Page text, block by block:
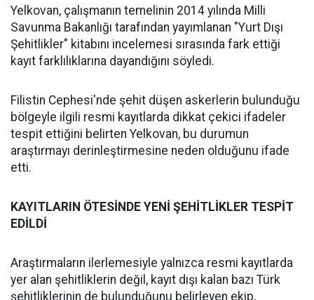
Yelkovan, çalışmanın temelinin 2014 yılında Milli
Savunma Bakanlığı tarafından yayımlanan "Yurt Dışı
Şehitlikler" kitabını incelemesi sırasında fark ettiği
kayıt farklılıklarına dayandığını söyledi.
Filistin Cephesi'nde şehit düşen askerlerin bulunduğu
bölgeyle ilgili resmi kayıtlarda dikkat çekici ifadeler
tespit ettiğini belirten Yelkovan, bu durumun
araştırmayı derinleştirmesine neden olduğunu ifade
etti.
KAYITLARIN ÖTESİNDE YENİ ŞEHİTLİKLER TESPİT
EDİLDİ
Araştırmaların ilerlemesiyle yalnızca resmi kayıtlarda
yer alan şehitliklerin değil, kayıt dışı kalan bazı Türk
şehitliklerinin de bulunduğunu belirleyen ekip,